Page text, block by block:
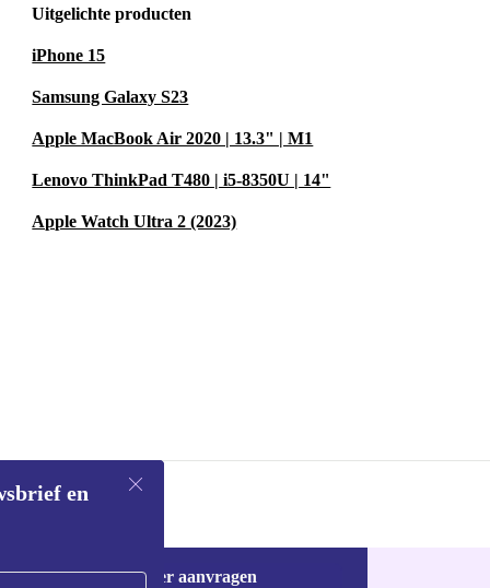
je niet
ontdek
Zo
Uitgelichte producten
iPhone 15
Samsung Galaxy S23
Apple MacBook Air 2020 | 13.3" | M1
Lenovo ThinkPad T480 | i5-8350U | 14"
Apple Watch Ultra 2 (2023)
en
Voucher aanvragen